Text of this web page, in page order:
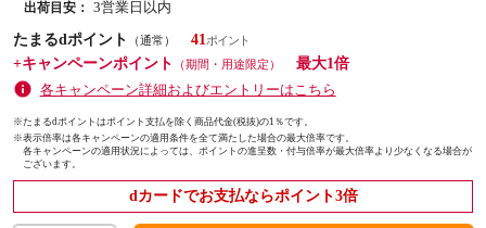
出荷目安： 3営業日以内
たまるdポイント
（通常）
41
+キャンペーンポイント
（期間・用途限定）
最大1倍
各キャンペーン詳細およびエントリーはこちら
※たまるdポイントはポイント支払を除く商品代金(税抜)の1％です。
※表示倍率は各キャンペーンの適用条件を全て満たした場合の最大倍率です。
各キャンペーンの適用状況によっては、ポイントの進呈数・付与倍率が最大倍率より少なくなる場合が
ございます。
dカードでお支払ならポイント3倍